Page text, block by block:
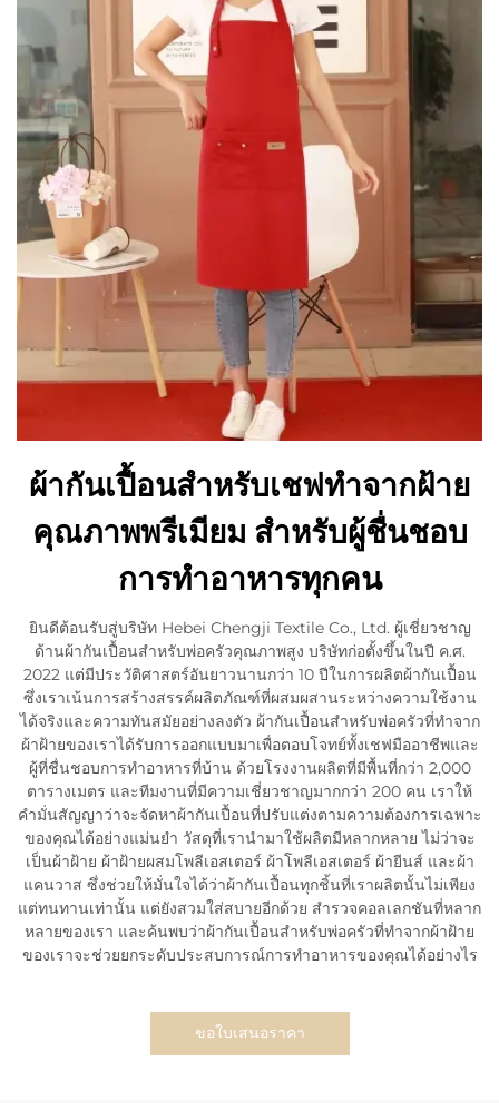
ผ้ากันเปื้อนสำหรับเชฟทำจากฝ้าย
คุณภาพพรีเมียม สำหรับผู้ชื่นชอบ
การทำอาหารทุกคน
ยินดีต้อนรับสู่บริษัท Hebei Chengji Textile Co., Ltd. ผู้เชี่ยวชาญ
ด้านผ้ากันเปื้อนสำหรับพ่อครัวคุณภาพสูง บริษัทก่อตั้งขึ้นในปี ค.ศ.
2022 แต่มีประวัติศาสตร์อันยาวนานกว่า 10 ปีในการผลิตผ้ากันเปื้อน
ซึ่งเราเน้นการสร้างสรรค์ผลิตภัณฑ์ที่ผสมผสานระหว่างความใช้งาน
ได้จริงและความทันสมัยอย่างลงตัว ผ้ากันเปื้อนสำหรับพ่อครัวที่ทำจาก
ผ้าฝ้ายของเราได้รับการออกแบบมาเพื่อตอบโจทย์ทั้งเชฟมืออาชีพและ
ผู้ที่ชื่นชอบการทำอาหารที่บ้าน ด้วยโรงงานผลิตที่มีพื้นที่กว่า 2,000
ตารางเมตร และทีมงานที่มีความเชี่ยวชาญมากกว่า 200 คน เราให้
คำมั่นสัญญาว่าจะจัดหาผ้ากันเปื้อนที่ปรับแต่งตามความต้องการเฉพาะ
ของคุณได้อย่างแม่นยำ วัสดุที่เรานำมาใช้ผลิตมีหลากหลาย ไม่ว่าจะ
เป็นผ้าฝ้าย ผ้าฝ้ายผสมโพลีเอสเตอร์ ผ้าโพลีเอสเตอร์ ผ้ายีนส์ และผ้า
แคนวาส ซึ่งช่วยให้มั่นใจได้ว่าผ้ากันเปื้อนทุกชิ้นที่เราผลิตนั้นไม่เพียง
แต่ทนทานเท่านั้น แต่ยังสวมใส่สบายอีกด้วย สำรวจคอลเลกชันที่หลาก
หลายของเรา และค้นพบว่าผ้ากันเปื้อนสำหรับพ่อครัวที่ทำจากผ้าฝ้าย
ของเราจะช่วยยกระดับประสบการณ์การทำอาหารของคุณได้อย่างไร
ขอใบเสนอราคา